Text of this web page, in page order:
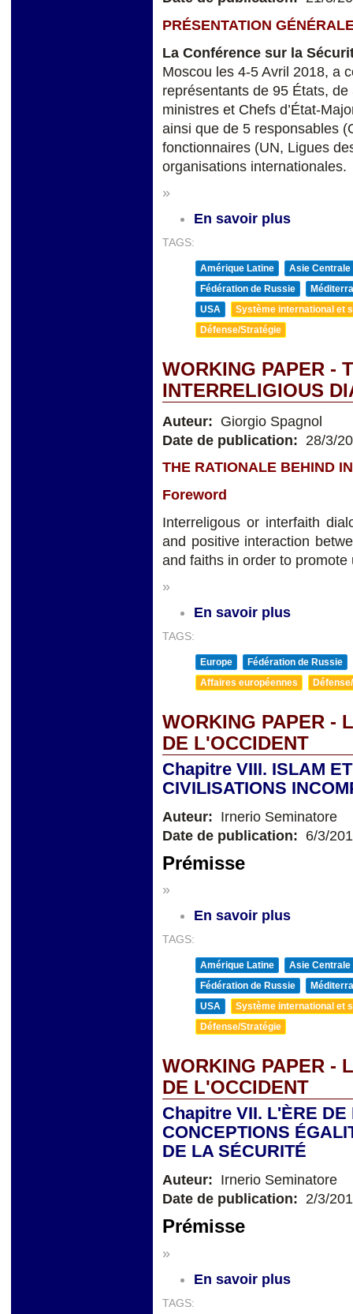
PRÉSENTATION
La Conférence sur la
Moscou les 4-5 Avril 2018, a
représentants de 95 États,
ministres et Chefs d’État-
ainsi que de 5 responsables
fonctionnaires (UN, Ligues
organisations internationales.
»
En savoir plus
TAGS:
Amérique Latine
Asie Centrale
Fédération de Russie
USA
Système international et
Défense/Stratégie
WORKING PAPER -
INTERRELIGIOUS
Auteur: Giorgio Spagnol
Date de publication: 28/3/
THE RATIONALE BEHIND
Foreword
Interreligous or interfaith
and positive interaction
and faiths in order to
»
En savoir plus
TAGS:
Europe
Fédération de Russie
Affaires européennes
WORKING PAPER -
DE L'OCCIDENT
Chapitre VIII. ISLAM
CIVILISATIONS
Auteur: Irnerio Seminatore
Date de publication: 6/3/
Prémisse
»
En savoir plus
TAGS:
Amérique Latine
Asie Centrale
Fédération de Russie
USA
Système international et
Défense/Stratégie
WORKING PAPER -
DE L'OCCIDENT
Chapitre VII. L'ÈRE
CONCEPTIONS
DE LA SÉCURITÉ
Auteur: Irnerio Seminatore
Date de publication: 2/3/
Prémisse
»
En savoir plus
TAGS: